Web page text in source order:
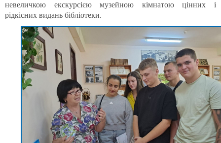
невеличкою екскурсією музейною кімнатою цінних і
рідкісних видань бібліотеки.